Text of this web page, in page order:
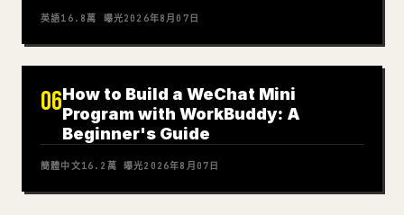
英語16.8萬 曝光2026年8月07日
06How to Build a WeChat Mini
Program with WorkBuddy: A
Beginner's Guide
簡體中文16.2萬 曝光2026年8月07日